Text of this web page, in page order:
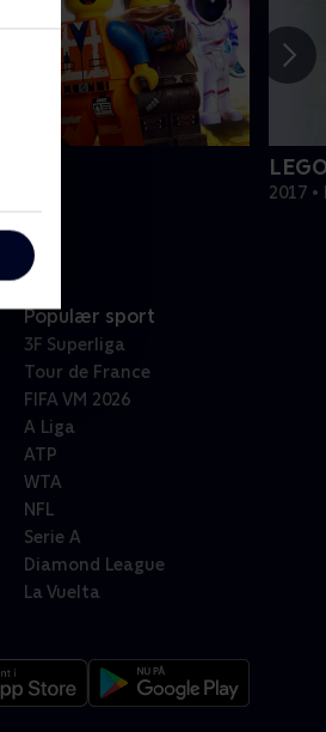
2017
Populær sport
3F Superliga
Tour de France
FIFA VM 2026
A Liga
ATP
WTA
NFL
Serie A
Diamond League
La Vuelta